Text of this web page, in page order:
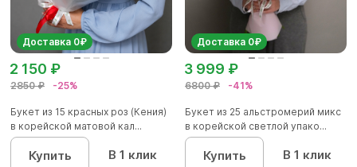
Доставка 0₽
2850 ₽ -25%
2 150 ₽
Букет из 15 красных роз (Кения)
в корейской матовой кал...
Купить В 1 клик
Доставка 0₽
6800 ₽ -41%
3 999 ₽
Букет из 25 альстромерий микс
в корейской светлой упако...
Купить В 1 клик